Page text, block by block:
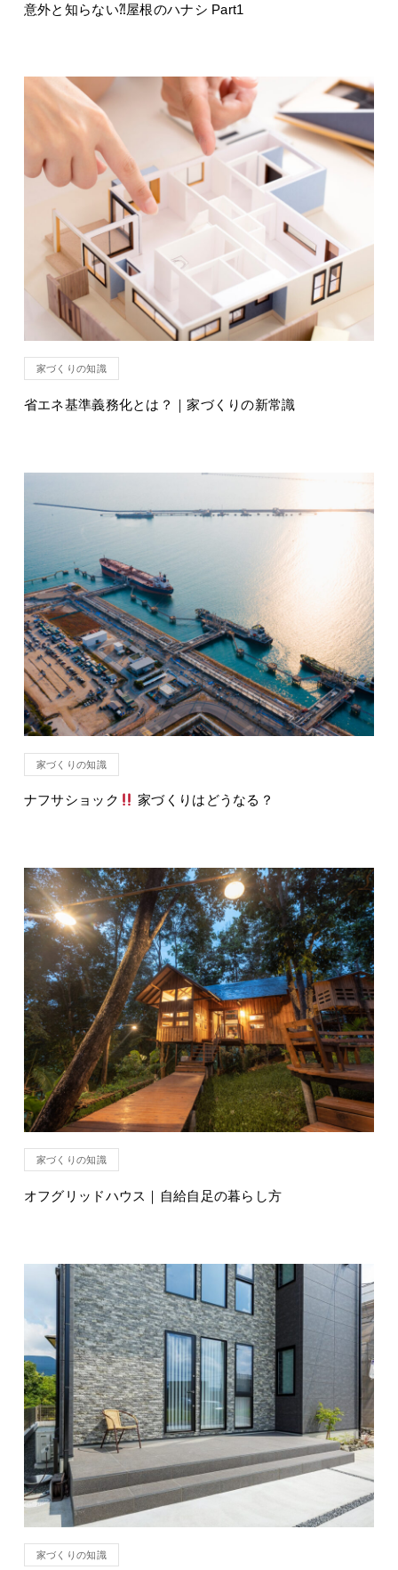
意外と知らない⁈屋根のハナシ Part1
家づくりの知識
省エネ基準義務化とは？｜家づくりの新常識
家づくりの知識
ナフサショック 家づくりはどうなる？
家づくりの知識
オフグリッドハウス｜自給自足の暮らし方
家づくりの知識